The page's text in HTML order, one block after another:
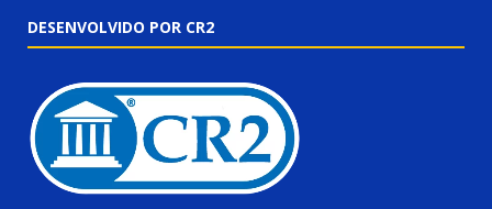
DESENVOLVIDO POR CR2